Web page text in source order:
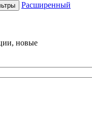
Расширенный
новые